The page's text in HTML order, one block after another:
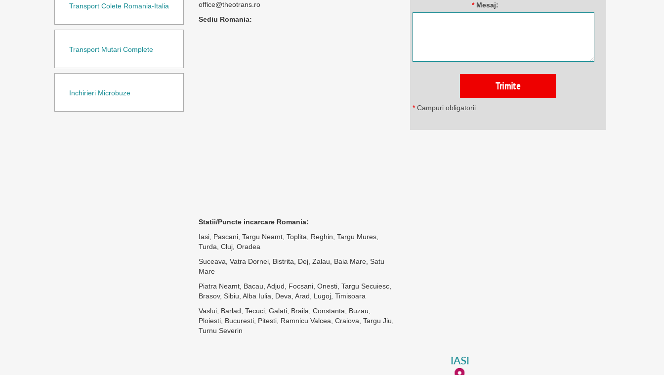
Transport Colete Romania-Italia
Transport Mutari Complete
Inchirieri Microbuze
office@theotrans.ro
Sediu Romania:
Statii/Puncte incarcare Romania:
Iasi, Pascani, Targu Neamt, Toplita, Reghin, Targu Mures,
Turda, Cluj, Oradea
Suceava, Vatra Dornei, Bistrita, Dej, Zalau, Baia Mare, Satu
Mare
Piatra Neamt, Bacau, Adjud, Focsani, Onesti, Targu Secuiesc,
Brasov, Sibiu, Alba Iulia, Deva, Arad, Lugoj, Timisoara
Vaslui, Barlad, Tecuci, Galati, Braila, Constanta, Buzau,
Ploiesti, Bucuresti, Pitesti, Ramnicu Valcea, Craiova, Targu Jiu,
Turnu Severin
* Mesaj:
* Campuri obligatorii